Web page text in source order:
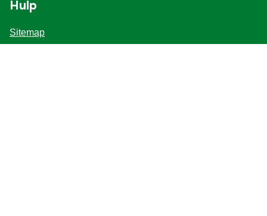
Hulp
Sitemap